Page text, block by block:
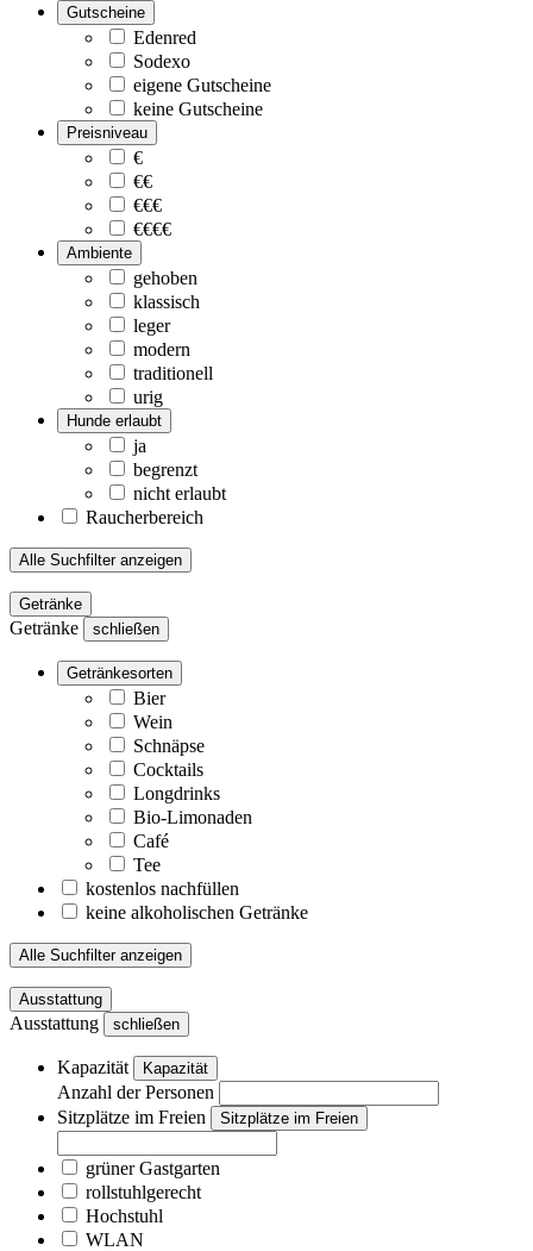
Gutscheine
Edenred
Sodexo
eigene Gutscheine
keine Gutscheine
Preisniveau
€
€€
€€€
€€€€
Ambiente
gehoben
klassisch
leger
modern
traditionell
urig
Hunde erlaubt
ja
begrenzt
nicht erlaubt
Raucherbereich
Alle Suchfilter anzeigen
Getränke
Getränke schließen
Getränkesorten
Bier
Wein
Schnäpse
Cocktails
Longdrinks
Bio-Limonaden
Café
Tee
kostenlos nachfüllen
keine alkoholischen Getränke
Alle Suchfilter anzeigen
Ausstattung
Ausstattung schließen
Kapazität Kapazität
Anzahl der Personen
Sitzplätze im Freien
Sitzplätze im Freien
grüner Gastgarten
rollstuhlgerecht
Hochstuhl
WLAN